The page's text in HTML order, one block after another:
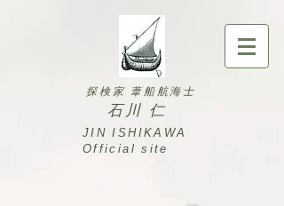
探検家 葦船航海士
石川 仁
JIN ISHIKAWA ​
Official site